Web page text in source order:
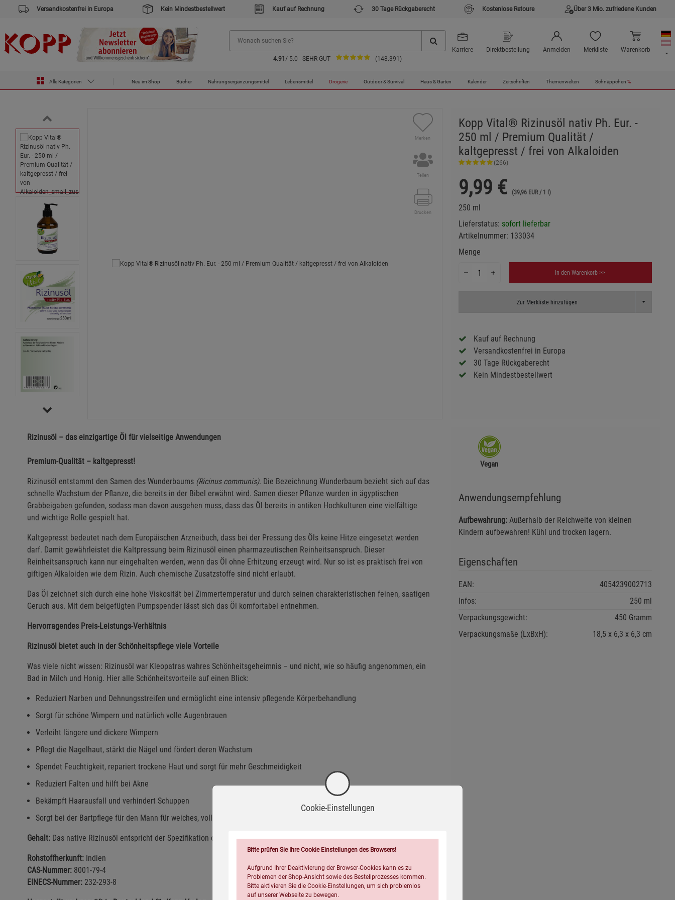
Versandkostenfrei in Europa Kein Mindestbestellwert Kauf auf Rechnung 30 Tage Rückgaberecht Kostenlose Retoure Über 3 Mio. zufriedene Kunden
4.91 / 5.0 - SEHR GUT (148.391)
Karriere Direktbestellung Anmelden Merkliste Warenkorb
Alle Kategorien Neu im Shop Bücher Nahrungsergänzungsmittel Lebensmittel Drogerie Outdoor & Survival Haus & Garten Kalender Zeitschriften Themenwelten Schnäppchen %
Zur Startseite des Kopp Verlag Online-Shop
Drogerie Kopp Vital® Rizinusöl nativ Ph. Eur. - 250 ml / Premium Qualität / kaltgepresst / frei von Alkaloiden
Merken
Teilen
Drucken
Kopp Vital® Rizinusöl nativ Ph. Eur. -
250 ml / Premium Qualität /
kaltgepresst / frei von Alkaloiden
(266)
9,99 € (39,96 EUR / 1 l)
250 ml
Lieferstatus: sofort lieferbar
Artikelnummer: 133034
Menge
In den Warenkorb >>
Zur Merkliste hinzufügen Toggle
Kauf auf Rechnung
Versandkostenfrei in Europa
30 Tage Rückgaberecht
Kein Mindestbestellwert
Rizinusöl – das einzigartige Öl für vielseitige Anwendungen
Premium-Qualität – kaltgepresst!
Rizinusöl entstammt den Samen des Wunderbaums (Ricinus communis). Die Bezeichnung Wunderbaum bezieht sich auf das
schnelle Wachstum der Pflanze, die bereits in der Bibel erwähnt wird. Samen dieser Pflanze wurden in ägyptischen
Grabbeigaben gefunden, sodass man davon ausgehen muss, dass das Öl bereits in antiken Hochkulturen eine vielfältige
und wichtige Rolle gespielt hat.
Kaltgepresst bedeutet nach dem Europäischen Arzneibuch, dass bei der Pressung des Öls keine Hitze eingesetzt werden
darf. Damit gewährleistet die Kaltpressung beim Rizinusöl einen pharmazeutischen Reinheitsanspruch. Dieser
Reinheitsanspruch kann nur eingehalten werden, wenn das Öl ohne Erhitzung erzeugt wird. Nur so ist es praktisch frei von
giftigen Alkaloiden wie dem Rizin. Auch chemische Zusatzstoffe sind nicht erlaubt.
Das Öl zeichnet sich durch eine hohe Viskosität bei Zimmertemperatur und durch seinen charakteristischen feinen, saatigen
Geruch aus. Mit dem beigefügten Pumpspender lässt sich das Öl komfortabel entnehmen.
Hervorragendes Preis-Leistungs-Verhältnis
Rizinusöl bietet auch in der Schönheitspflege viele Vorteile
Was viele nicht wissen: Rizinusöl war Kleopatras wahres Schönheitsgeheimnis – und nicht, wie so häufig angenommen, ein
Bad in Milch und Honig. Hier alle Schönheitsvorteile auf einen Blick:
Reduziert Narben und Dehnungsstreifen und ermöglicht eine intensiv pflegende Körperbehandlung
Sorgt für schöne Wimpern und natürlich volle Augenbrauen
Verleiht längere und dickere Wimpern
Pflegt die Nagelhaut, stärkt die Nägel und fördert deren Wachstum
Spendet Feuchtigkeit, repariert trockene Haut und sorgt für mehr Geschmeidigkeit
Reduziert Falten und hilft bei Akne
Bekämpft Haarausfall und verhindert Schuppen
Sorgt bei der Bartpflege für den Mann für weiches, volles sowie diszipliniertes Haar und stimuliert das Wachstum
Gehalt: Das native Rizinusöl entspricht der Spezifikation des Europäischen Arzneibuchs (Ph. Eur. 10.0) für natives Rizinusöl.
Rohstoffherkunft: Indien
CAS-Nummer: 8001-79-4
EINECS-Nummer: 232-293-8
Vegan
Anwendungsempfehlung
Aufbewahrung:Außerhalb der Reichweite von kleinen
Kindern aufbewahren! Kühl und trocken lagern.
Eigenschaften
EAN:
4054239002713
Infos:
250 ml
Verpackungsgewicht:
450 Gramm
Verpackungsmaße (LxBxH):
18,5 6,3 6,3 cm
Cookie-Einstellungen
Bitte prüfen Sie Ihre Cookie Einstellungen des Browsers!
Aufgrund Ihrer Deaktivierung der Browser-Cookies kann es zu
Problemen der Shop-Ansicht sowie des Bestellprozesses kommen.
Bitte aktivieren Sie die Cookie-Einstellungen, um sich problemlos
auf unserer Webseite zu bewegen.